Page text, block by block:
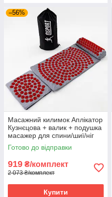
–56%
Масажний килимок Аплікатор
Кузнєцова + валик + подушка
масажер для спини/шиї/ніг
OSPORT Lotus Set (n-0003)
Сіро-червоний
Готово до відправки
919 ₴/комплект
2 073 ₴/комплект
Купити